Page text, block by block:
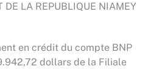
DE LA REPUBLIQUE NIAMEY
en crédit du compte BNP
dollars de la Filiale